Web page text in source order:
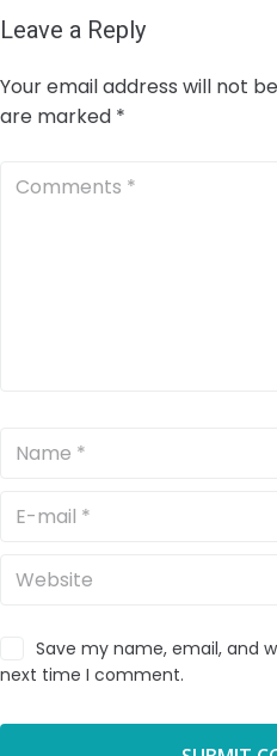
Leave a Reply
Your email address will not
are marked *
Save my name, email, and
next time I comment.